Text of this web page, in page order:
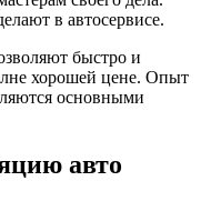
в автосервисе.
быстро и
хорошей цене. Опыт
основными
авто